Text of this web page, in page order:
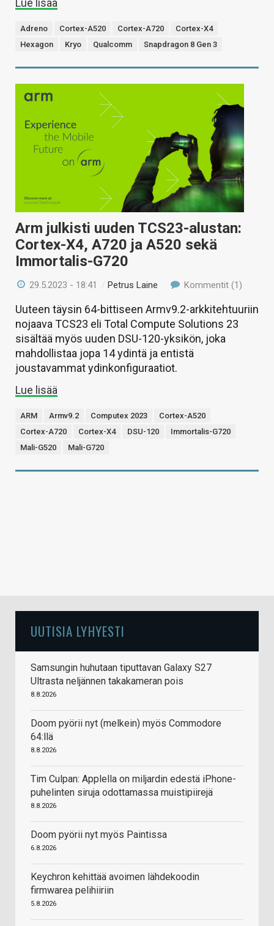
Lue lisää
Adreno Cortex-A520 Cortex-A720
Cortex-X4
Hexagon
Kryo Qualcomm Snapdragon 8 Gen 3
Arm julkisti uuden TCS23-alustan:
Cortex-X4, A720 ja A520 sekä
Immortalis-G720
29.5.2023 - 18:41 /Petrus Laine Kommentit (1)
Uuteen täysin 64-bittiseen Armv9.2-arkkitehtuuriin
nojaava TCS23 eli Total Compute Solutions 23
sisältää myös uuden DSU-120-yksikön, joka
mahdollistaa jopa 14 ydintä ja entistä
joustavammat ydinkonfiguraatiot.
Lue lisää
ARM Armv9.2 Computex 2023
Cortex-A520
Cortex-A720
Cortex-X4 DSU-120
Immortalis-G720
Mali-G520
Mali-G720
UUTISIA LYHYESTI
Samsungin huhutaan tiputtavan Galaxy S27
Ultrasta neljännen takakameran pois
8.8.2026
Doom pyörii nyt (melkein) myös Commodore
64:llä
8.8.2026
Tim Culpan: Applella on miljardin edestä iPhone-
puhelinten siruja odottamassa muistipiirejä
8.8.2026
Doom pyörii nyt myös Paintissa
6.8.2026
Keychron kehittää avoimen lähdekoodin
firmwarea pelihiiriin
5.8.2026